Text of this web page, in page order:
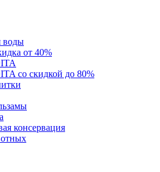
воды
от 40%
со скидкой до 80%
консервация